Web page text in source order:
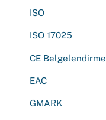
ISO
ISO 17025
CE Belgelendirme
EAC
GMARK